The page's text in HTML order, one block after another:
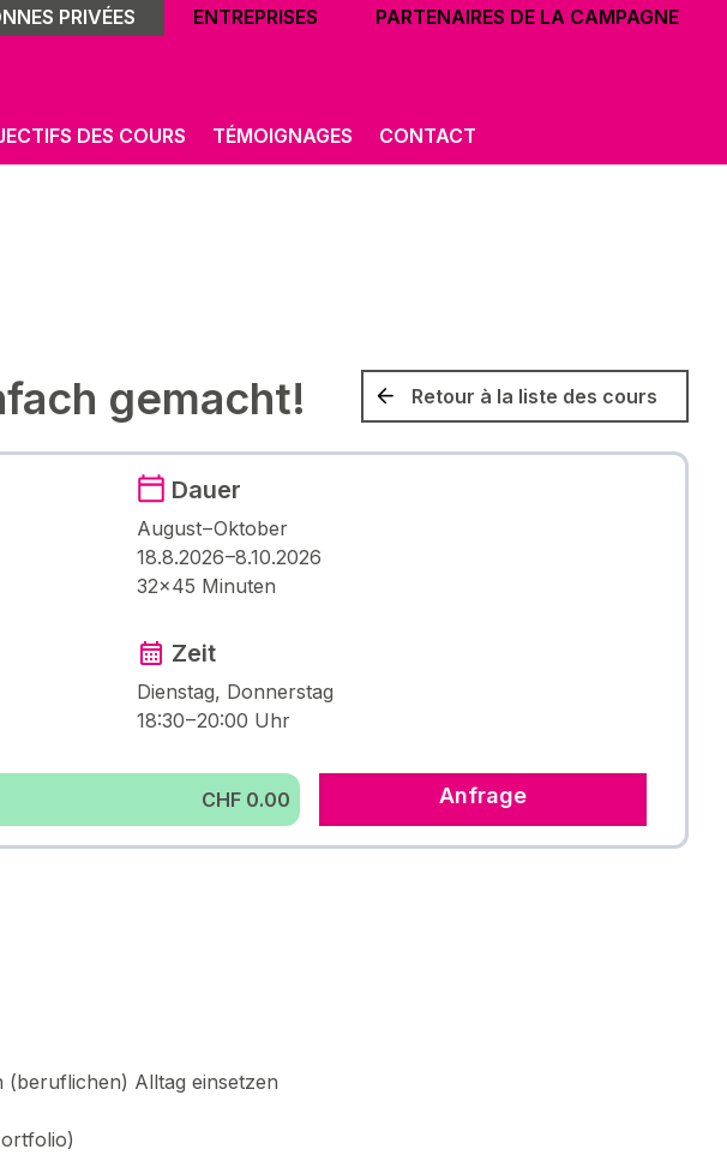
PRIVÉES ENTREPRISES PARTENAIRES DE LA CAMPAGNE
DES COURS TÉMOIGNAGES CONTACT
gemacht! Retour à la liste des cours
Dauer
August – Oktober
18.8.2026 –8.10.2026
32×45 Minuten
Zeit
Dienstag, Donnerstag
18:30 – 20:00 Uhr
CHF 0.00 Anfrage
Alltag einsetzen